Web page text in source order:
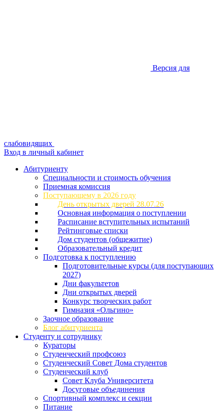
Версия для
слабовидящих
Вход в личный кабинет
Абитуриенту
Специальности и стоимость обучения
Приемная комиссия
Поступающему в 2026 году
День открытых дверей 28.07.26
Основная информация о поступлении
Расписание вступительных испытаний
Рейтинговые списки
Дом студентов (общежитие)
Образовательный кредит
Подготовка к поступлению
Подготовительные курсы (для поступающих
2027)
Дни факультетов
Дни открытых дверей
Конкурс творческих работ
Гимназия «Ольгино»
Заочное образование
Блог абитуриента
Студенту и сотруднику
Кураторы
Студенческий профсоюз
Студенческий Совет Дома студентов
Студенческий клуб
Совет Клуба Университета
Досуговые объединения
Спортивный комплекс и секции
Питание